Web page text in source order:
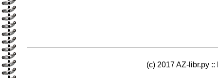
(c) 2017 AZ-libr.ру ::